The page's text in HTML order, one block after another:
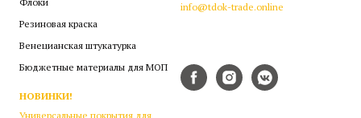
Резиновая краска
Венецианская штукатурка
Бюджетные материалы для МОП
НОВИНКИ!
Универсальные покрытия для
info@tdok-trade.online